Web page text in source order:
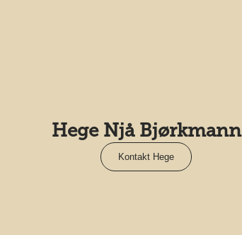
Hege Njå Bjørkmann
Kontakt Hege